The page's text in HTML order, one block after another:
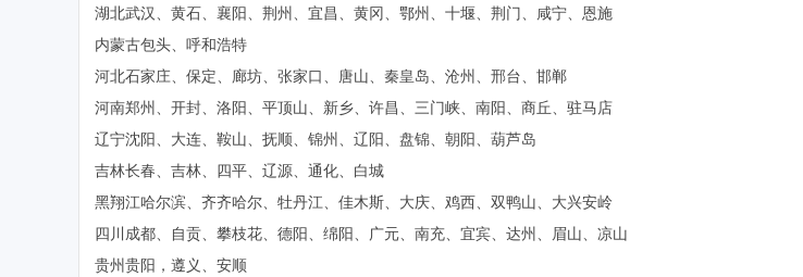
湖北武汉、黄石、襄阳、荆州、宜昌、黄冈、鄂州、十堰、荆门、咸宁、恩施
内蒙古包头、呼和浩特
河北石家庄、保定、廊坊、张家口、唐山、秦皇岛、沧州、邢台、邯郸
河南郑州、开封、洛阳、平顶山、新乡、许昌、三门峡、南阳、商丘、驻马店
辽宁沈阳、大连、鞍山、抚顺、锦州、辽阳、盘锦、朝阳、葫芦岛
吉林长春、吉林、四平、辽源、通化、白城
黑翔江哈尔滨、齐齐哈尔、牡丹江、佳木斯、大庆、鸡西、双鸭山、大兴安岭
四川成都、自贡、攀枝花、德阳、绵阳、广元、南充、宜宾、达州、眉山、凉山
贵州贵阳，遵义、安顺